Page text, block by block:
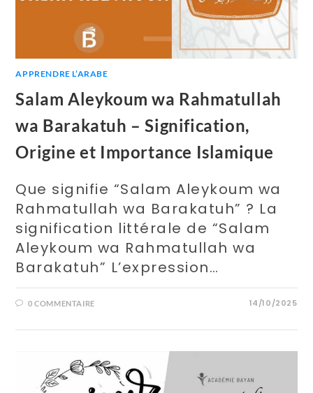
APPRENDRE L’ARABE
Salam Aleykoum wa Rahmatullah
wa Barakatuh – Signification,
Origine et Importance Islamique
Que signifie “Salam Aleykoum wa
Rahmatullah wa Barakatuh” ? La
signification littérale de “Salam
Aleykoum wa Rahmatullah wa
Barakatuh” L’expression…
0 COMMENTAIRE 14/10/2025